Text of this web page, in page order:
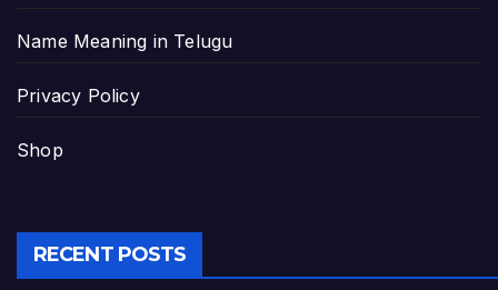
Name Meaning in Telugu
Privacy Policy
Shop
RECENT POSTS